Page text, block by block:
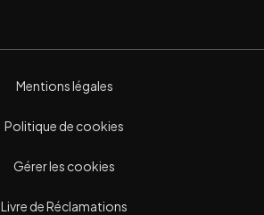
Mentions légales
Politique de cookies
Gérer les cookies
Livre de Réclamations